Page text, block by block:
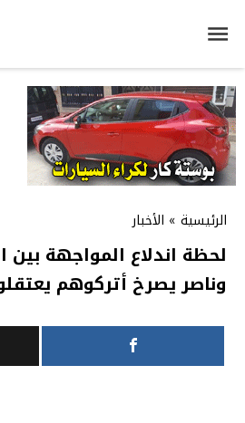
الرئيسية » الأخبار
لحظة اندلاع المواجهة بين
وناصر يصرخ أتركوهم